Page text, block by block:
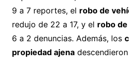
9 a 7 reportes, el robo de
redujo de 22 a 17, y el robo
6 a 2 denuncias. Además, los
propiedad ajenadescendieron